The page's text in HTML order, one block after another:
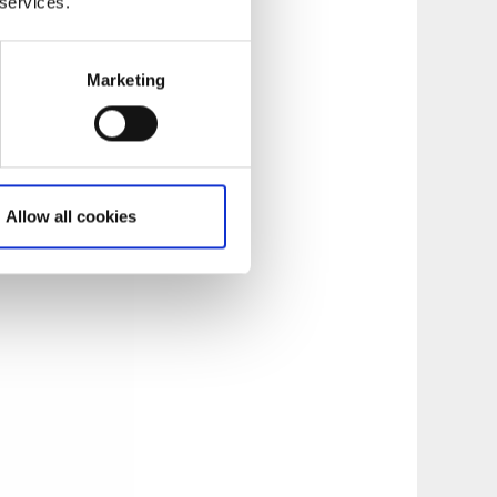
Marketing
Allow all cookies